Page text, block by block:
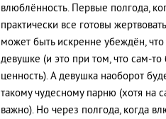
влюблённость. Первые полгода,
практически все готовы
может быть искренне убеждён,
девушке (и это при том, что сам-
ценность). А девушка наоборот
такому чудесному парню (хотя на
важно). Но через полгода, когда